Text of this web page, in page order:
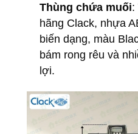
Thùng chứa muối:
hãng Clack, nhựa
biến dạng, màu
bám rong rêu và
lợi.